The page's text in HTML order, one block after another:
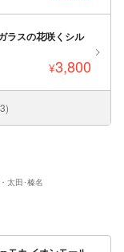
ラスの花咲くシル
¥3,800
太田･榛名